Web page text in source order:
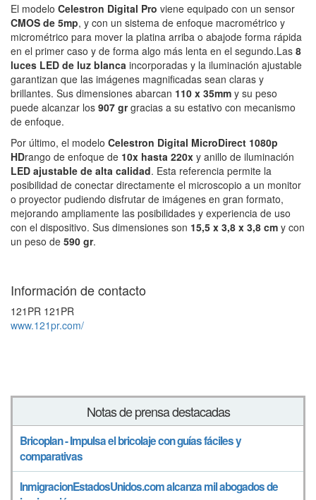
El modelo Celestron Digital Pro viene equipado con un sensor
CMOS de 5mp, y con un sistema de enfoque macrométrico y
micrométrico para mover la platina arriba o abajode forma rápida
en el primer caso y de forma algo más lenta en el segundo.Las 8
luces LED de luz blanca incorporadas y la iluminación ajustable
garantizan que las imágenes magnificadas sean claras y
brillantes. Sus dimensiones abarcan 110 x 35mm y su peso
puede alcanzar los 907 grgracias a su estativo con mecanismo
de enfoque.
Por último, el modelo Celestron Digital MicroDirect 1080p
HDrango de enfoque de 10x hasta 220x y anillo de iluminación
LED ajustable de alta calidad. Esta referencia permite la
posibilidad de conectar directamente el microscopio a un monitor
o proyector pudiendo disfrutar de imágenes en gran formato,
mejorando ampliamente las posibilidades y experiencia de uso
con el dispositivo. Sus dimensiones son 15,5 x 3,8 x 3,8 cm y con
un peso de 590 gr.
Información de contacto
121PR 121PR
www.121pr.com/
Notas de prensa destacadas
Bricoplan - Impulsa el bricolaje con guías fáciles y
comparativas
InmigracionEstadosUnidos.com alcanza mil abogados de